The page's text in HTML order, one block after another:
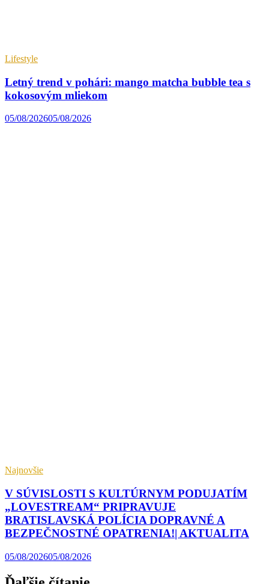
Lifestyle
Letný trend v pohári: mango matcha bubble tea s
kokosovým mliekom
05/08/202605/08/2026
Najnovšie
V SÚVISLOSTI S KULTÚRNYM PODUJATÍM
„LOVESTREAM“ PRIPRAVUJE
BRATISLAVSKÁ POLÍCIA DOPRAVNÉ A
BEZPEČNOSTNÉ OPATRENIA!| AKTUALITA
05/08/202605/08/2026